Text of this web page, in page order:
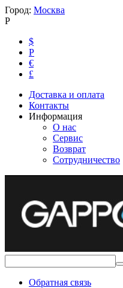
Город: Москва
Р
$
Р
€
£
Доставка и оплата
Контакты
Информация
О нас
Сервис
Возврат
Сотрудничество
Обратная связь